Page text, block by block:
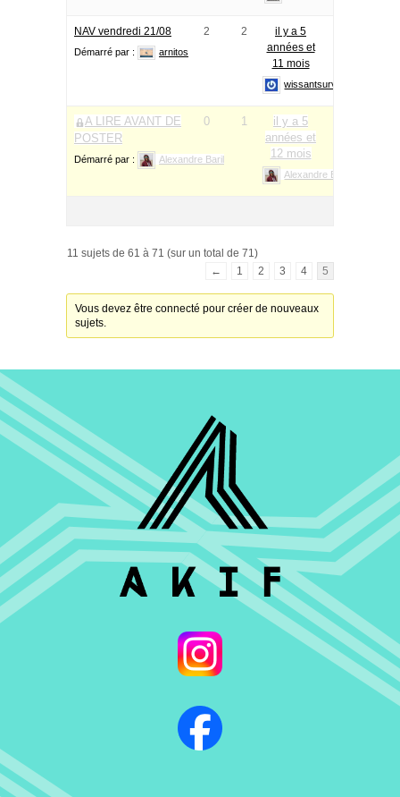
NAV vendredi 21/08
Démarré par : arnitos
2 2
il y a 5
années et
11 mois
wissantsurvivor
A LIRE AVANT DE
POSTER
Démarré par : Alexandre Baril
0 1
il y a 5
années et
12 mois
Alexandre Baril
11 sujets de 61 à 71 (sur un total de 71)
←
1 2 3 4 5
Vous devez être connecté pour créer de nouveaux
sujets.